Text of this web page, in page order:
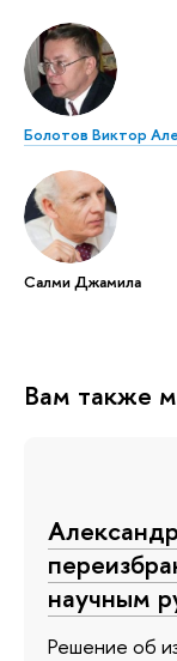
Болотов Виктор
Салми Джамила
Вам также
научным
Решение об